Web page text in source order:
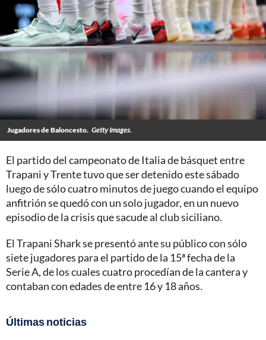
Jugadores de Baloncesto. Getty Images.
El partido del campeonato de Italia de básquet entre
Trapani y Trente tuvo que ser detenido este sábado
luego de sólo cuatro minutos de juego cuando el equipo
anfitrión se quedó con un solo jugador, en un nuevo
episodio de la crisis que sacude al club siciliano.
El Trapani Shark se presentó ante su público con sólo
siete jugadores para el partido de la 15ª fecha de la
Serie A, de los cuales cuatro procedían de la cantera y
contaban con edades de entre 16 y 18 años.
Últimas noticias